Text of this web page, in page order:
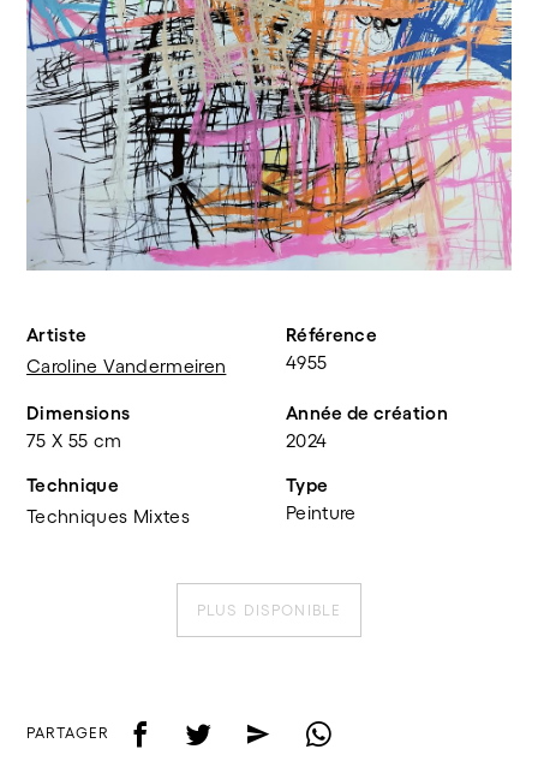
Artiste
Caroline Vandermeiren
Référence
4955
Dimensions
75 X 55 cm
Année de création
2024
Technique
Techniques Mixtes
Type
Peinture
PLUS DISPONIBLE
PARTAGER f t e w